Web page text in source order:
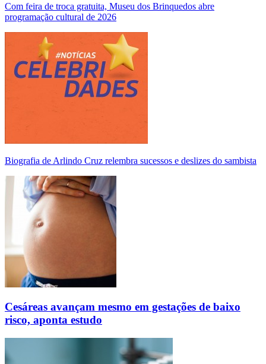
Com feira de troca gratuita, Museu dos Brinquedos abre
programação cultural de 2026
Biografia de Arlindo Cruz relembra sucessos e deslizes do sambista
Cesáreas avançam mesmo em gestações de baixo
risco, aponta estudo